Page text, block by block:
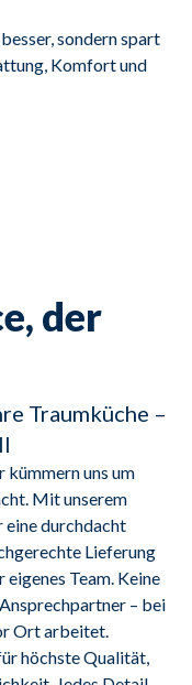
sondern spart
Komfort und
der
Traumküche –
kümmern uns um
Mit unserem
eine durchdacht
Lieferung
Team. Keine
– bei
Ort arbeitet.
höchste Qualität,